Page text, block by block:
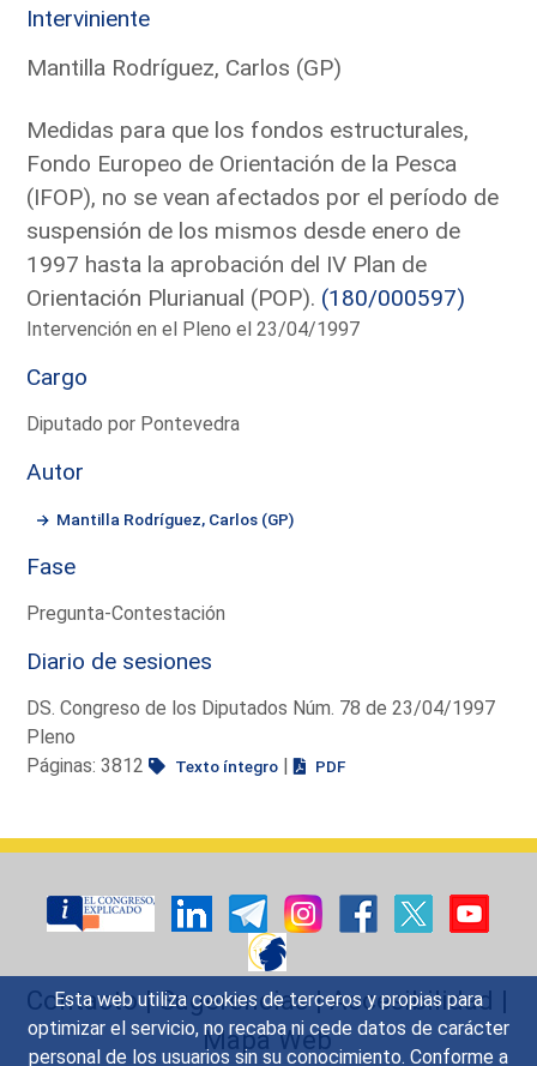
Esta web utiliza cookies de terceros y propias para
optimizar el servicio, no recaba ni cede datos de carácter
personal de los usuarios sin su conocimiento. Conforme a
Interviniente
Mantilla Rodríguez, Carlos (GP)
Medidas para que los fondos estructurales,
Fondo Europeo de Orientación de la Pesca
(IFOP), no se vean afectados por el período de
suspensión de los mismos desde enero de
1997 hasta la aprobación del IV Plan de
Orientación Plurianual (POP). (180/000597)
Intervención en el Pleno el 23/04/1997
Cargo
Diputado por Pontevedra
Autor
Mantilla Rodríguez, Carlos (GP)
Fase
Pregunta-Contestación
Diario de sesiones
DS. Congreso de los Diputados Núm. 78 de 23/04/1997
Pleno
Páginas: 3812
Texto íntegro | PDF
Contacto|Sugerencias|Accesibilidad |
Mapa Web